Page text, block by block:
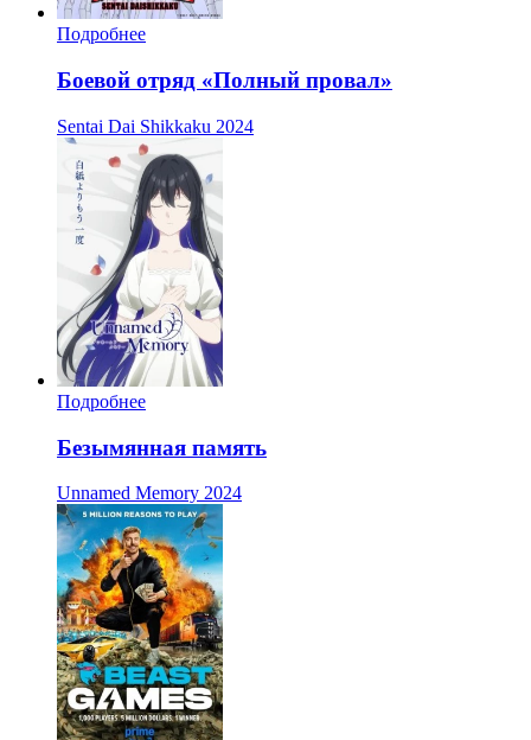
Подробнее
Боевой отряд «Полный провал»
Sentai Dai Shikkaku 2024
Подробнее
Безымянная память
Unnamed Memory 2024